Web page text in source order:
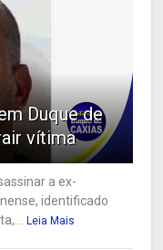
Duque de
vítima
a ex-
identificado
Leia Mais